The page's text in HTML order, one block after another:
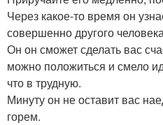
Через какое-то время он
совершенно другого
Он он сможет сделать вас
можно положиться и смело
что в трудную.
Минуту он не оставит вас
горем.